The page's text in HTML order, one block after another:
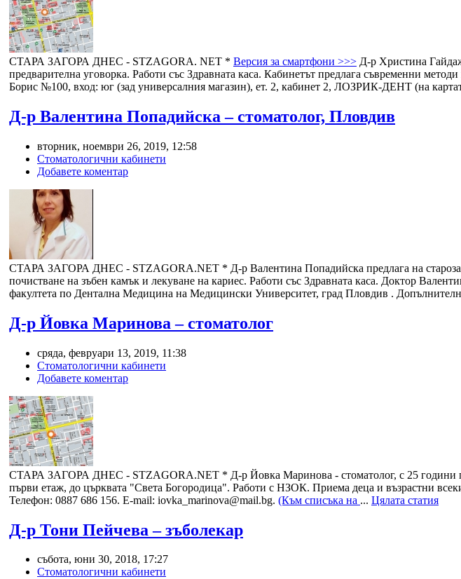
СТАРА ЗАГОРА ДНЕС - STZAGORA. NET * Версия за смартфони >>> Д-р Христина
предварителна уговорка. Работи със Здравната каса. Кабинетът предлага съвременни
Борис №100, вход: юг (зад универсалния магазин), ет. 2, кабинет 2, ЛОЗРИК-ДЕНТ (на
Д-р Валентина Попадийска – стоматолог, Пловдив
вторник, ноември 26, 2019, 12:58
Стоматологични кабинети
Добавете коментар
СТАРА ЗАГОРА ДНЕС - STZAGORA.NET * Д-р Валентина Попадийска предлага на
почистване на зъбен камък и лекуване на кариес. Работи със Здравната каса. Доктор
факултета по Дентална Медицина на Медицински Университет, град Пловдив .
Д-р Йовка Маринова – стоматолог
сряда, февруари 13, 2019, 11:38
Стоматологични кабинети
Добавете коментар
СТАРА ЗАГОРА ДНЕС - STZAGORA.NET * Д-р Йовка Маринова - стоматолог, с 25 години
първи етаж, до църквата "Света Богородица". Работи с НЗОК. Приема деца и възрастни
Телефон: 0887 686 156. E-mail: iovka_marinova@mail.bg. (Към списъка на ... Цялата статия
Д-р Тони Пейчева – зъболекар
събота, юни 30, 2018, 17:27
Стоматологични кабинети